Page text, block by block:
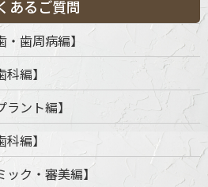
トボード 1
あるご質問
歯周病編】
編】
ント編】
編】
ク・審美編】